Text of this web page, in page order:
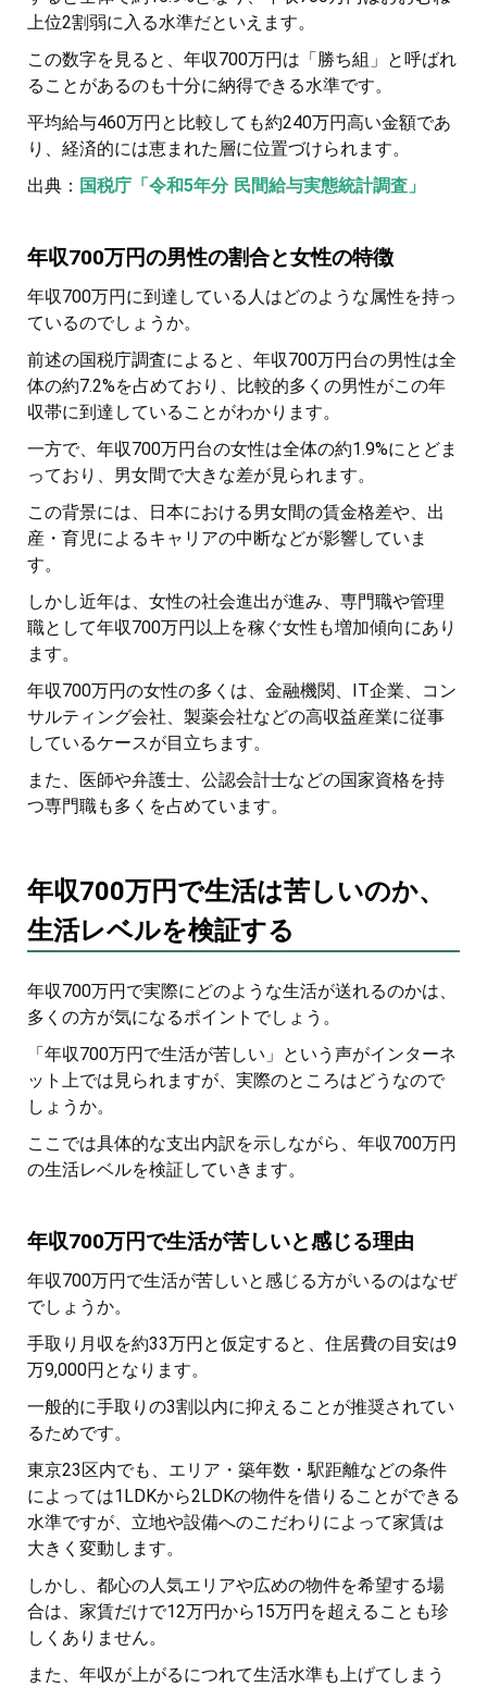
上位2割弱に入る水準だといえます。
この数字を見ると、年収700万円は「勝ち組」と呼ばれ
ることがあるのも十分に納得できる水準です。
平均給与460万円と比較しても約240万円高い金額であ
り、経済的には恵まれた層に位置づけられます。
出典： 国税庁「令和5年分 民間給与実態統計調査」
年収700万円の男性の割合と女性の特徴
年収700万円に到達している人はどのような属性を持っ
ているのでしょうか。
前述の国税庁調査によると、年収700万円台の男性は全
体の約7.2%を占めており、比較的多くの男性がこの年
収帯に到達していることがわかります。
一方で、年収700万円台の女性は全体の約1.9%にとどま
っており、男女間で大きな差が見られます。
この背景には、日本における男女間の賃金格差や、出
産・育児によるキャリアの中断などが影響していま
す。
しかし近年は、女性の社会進出が進み、専門職や管理
職として年収700万円以上を稼ぐ女性も増加傾向にあり
ます。
年収700万円の女性の多くは、金融機関、IT企業、コン
サルティング会社、製薬会社などの高収益産業に従事
しているケースが目立ちます。
また、医師や弁護士、公認会計士などの国家資格を持
つ専門職も多くを占めています。
年収700万円で生活は苦しいのか、
生活レベルを検証する
年収700万円で実際にどのような生活が送れるのかは、
多くの方が気になるポイントでしょう。
「年収700万円で生活が苦しい」という声がインターネ
ット上では見られますが、実際のところはどうなので
しょうか。
ここでは具体的な支出内訳を示しながら、年収700万円
の生活レベルを検証していきます。
年収700万円で生活が苦しいと感じる理由
年収700万円で生活が苦しいと感じる方がいるのはなぜ
でしょうか。
手取り月収を約33万円と仮定すると、住居費の目安は9
万9,000円となります。
一般的に手取りの3割以内に抑えることが推奨されてい
るためです。
東京23区内でも、エリア・築年数・駅距離などの条件
によっては1LDKから2LDKの物件を借りることができる
水準ですが、立地や設備へのこだわりによって家賃は
大きく変動します。
しかし、都心の人気エリアや広めの物件を希望する場
合は、家賃だけで12万円から15万円を超えることも珍
しくありません。
また、年収が上がるにつれて生活水準も上げてしまう